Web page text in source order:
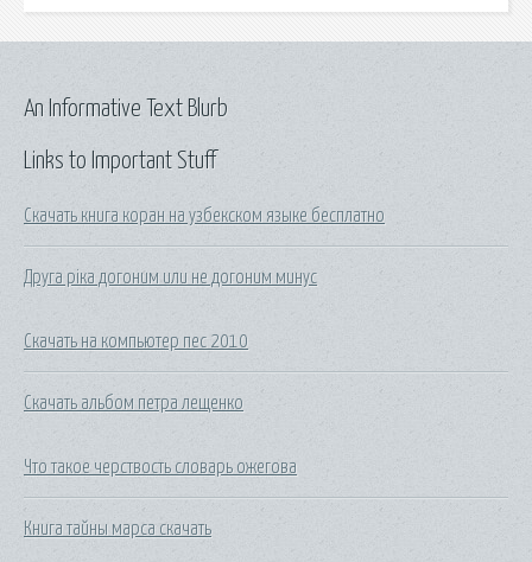
Links to Important Stuff
Скачать книга коран на узбекском языке бесплатно
Друга ріка догоним или не догоним минус
Скачать на компьютер пес 2010
Скачать альбом петра лещенко
Что такое черствость словарь ожегова
Книга тайны марса скачать
An Informative Text Blurb